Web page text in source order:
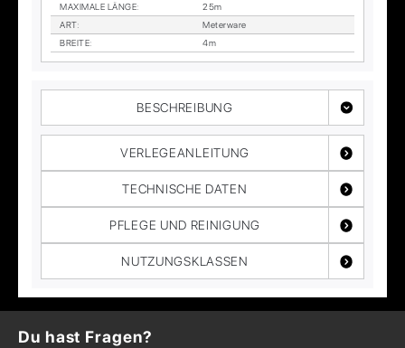
MA­XI­MA­LE LÄN­GE:
25m
ART:
Me­ter­wa­re
BREI­TE: 4m
BESCHREIBUNG
VERLEGEANLEITUNG
TECHNISCHE DATEN
PFLEGE UND REINIGUNG
NUTZUNGSKLASSEN
Du hast Fragen?